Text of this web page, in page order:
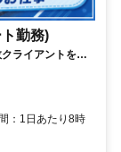
勤務)
ライアントを同
：1日あたり8時